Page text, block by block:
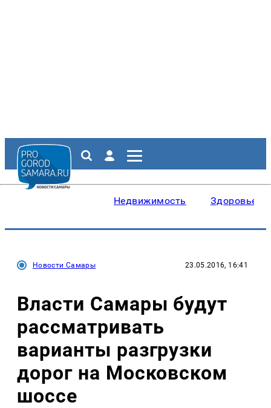
Недвижимость Здоровье
Новости Самары 23.05.2016, 16:41
Власти Самары будут
рассматривать
варианты разгрузки
дорог на Московском
шоссе